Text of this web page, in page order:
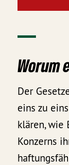
Worum
Der
eins zu
klären, wie
Konzerns